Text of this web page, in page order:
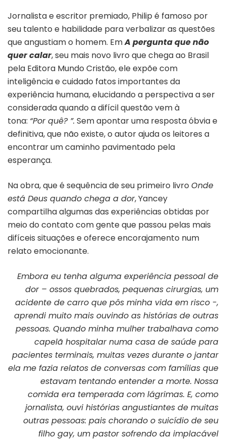
Jornalista e escritor premiado, Philip é famoso por
seu talento e habilidade para verbalizar as questões
que angustiam o homem. EmA pergunta que não
quer calar, seu mais novo livro que chega ao Brasil
pela Editora Mundo Cristão, ele expõe com
inteligência e cuidado fatos importantes da
experiência humana, elucidando a perspectiva a ser
considerada quando a difícil questão vem à
tona: “Por quê? ”. Sem apontar uma resposta óbvia e
definitiva, que não existe, o autor ajuda os leitores a
encontrar um caminho pavimentado pela
esperança.
Na obra, que é sequência de seu primeiro livro Onde
está Deus quando chega a dor, Yancey
compartilha algumas das experiências obtidas por
meio do contato com gente que passou pelas mais
difíceis situações e oferece encorajamento num
relato emocionante.
Embora eu tenha alguma experiência pessoal de
dor – ossos quebrados, pequenas cirurgias, um
acidente de carro que pôs minha vida em risco -,
aprendi muito mais ouvindo as histórias de outras
pessoas. Quando minha mulher trabalhava como
capelã hospitalar numa casa de saúde para
pacientes terminais, muitas vezes durante o jantar
ela me fazia relatos de conversas com famílias que
estavam tentando entender a morte. Nossa
comida era temperada com lágrimas. E, como
jornalista, ouvi histórias angustiantes de muitas
outras pessoas: pais chorando o suicídio de seu
filho gay, um pastor sofrendo da implacável